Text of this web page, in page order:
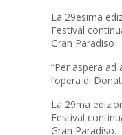
La 29esima
Festival
Gran Paradiso
“Per aspera ad
l’opera di
La 29ma
Festival
Gran Paradiso.